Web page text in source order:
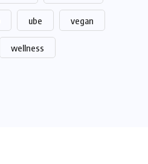
ube vegan
wellness